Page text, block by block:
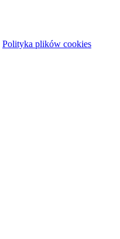
Polityka plików cookies